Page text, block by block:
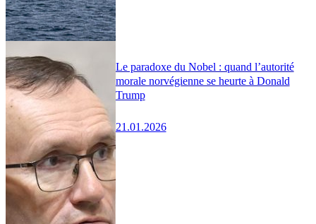
Le paradoxe du Nobel : quand l’autorité
morale norvégienne se heurte à Donald
Trump
21.01.2026